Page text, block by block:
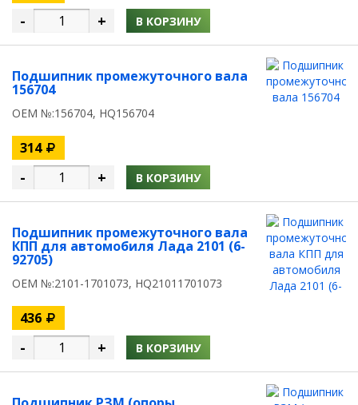
- + В КОРЗИНУ
Подшипник промежуточного вала
156704
OEM №:156704, HQ156704
314
- + В КОРЗИНУ
Подшипник промежуточного вала
КПП для автомобиля Лада 2101 (6-
92705)
OEM №:2101-1701073, HQ21011701073
436
- + В КОРЗИНУ